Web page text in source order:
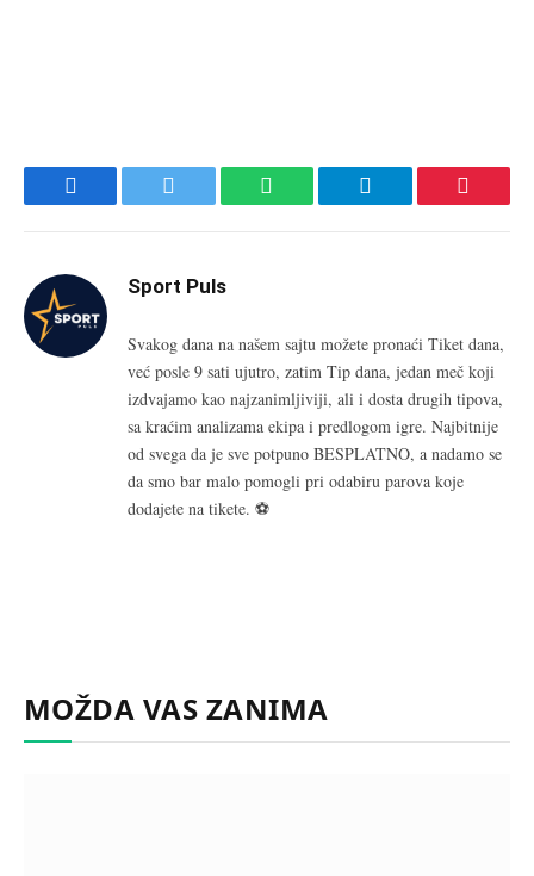
Facebook Twitter WhatsApp Telegram
Sport Puls
Svakog dana na našem sajtu možete pronaći Tiket dana,
već posle 9 sati ujutro, zatim Tip dana, jedan meč koji
izdvajamo kao najzanimljiviji, ali i dosta drugih tipova,
sa kraćim analizama ekipa i predlogom igre. Najbitnije
od svega da je sve potpuno BESPLATNO, a nadamo se
da smo bar malo pomogli pri odabiru parova koje
dodajete na tikete. ⚽
MOŽDA VAS ZANIMA